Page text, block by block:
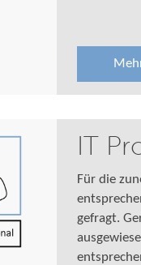
IT
Für die
gefragt.